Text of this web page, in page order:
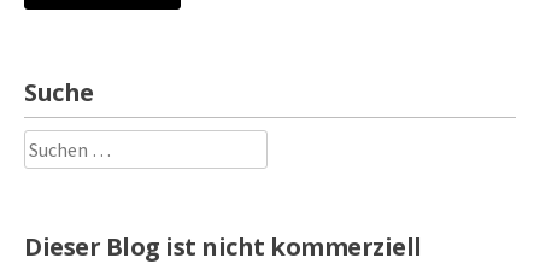
Suche
Suchen
nach:
Dieser Blog ist nicht kommerziell